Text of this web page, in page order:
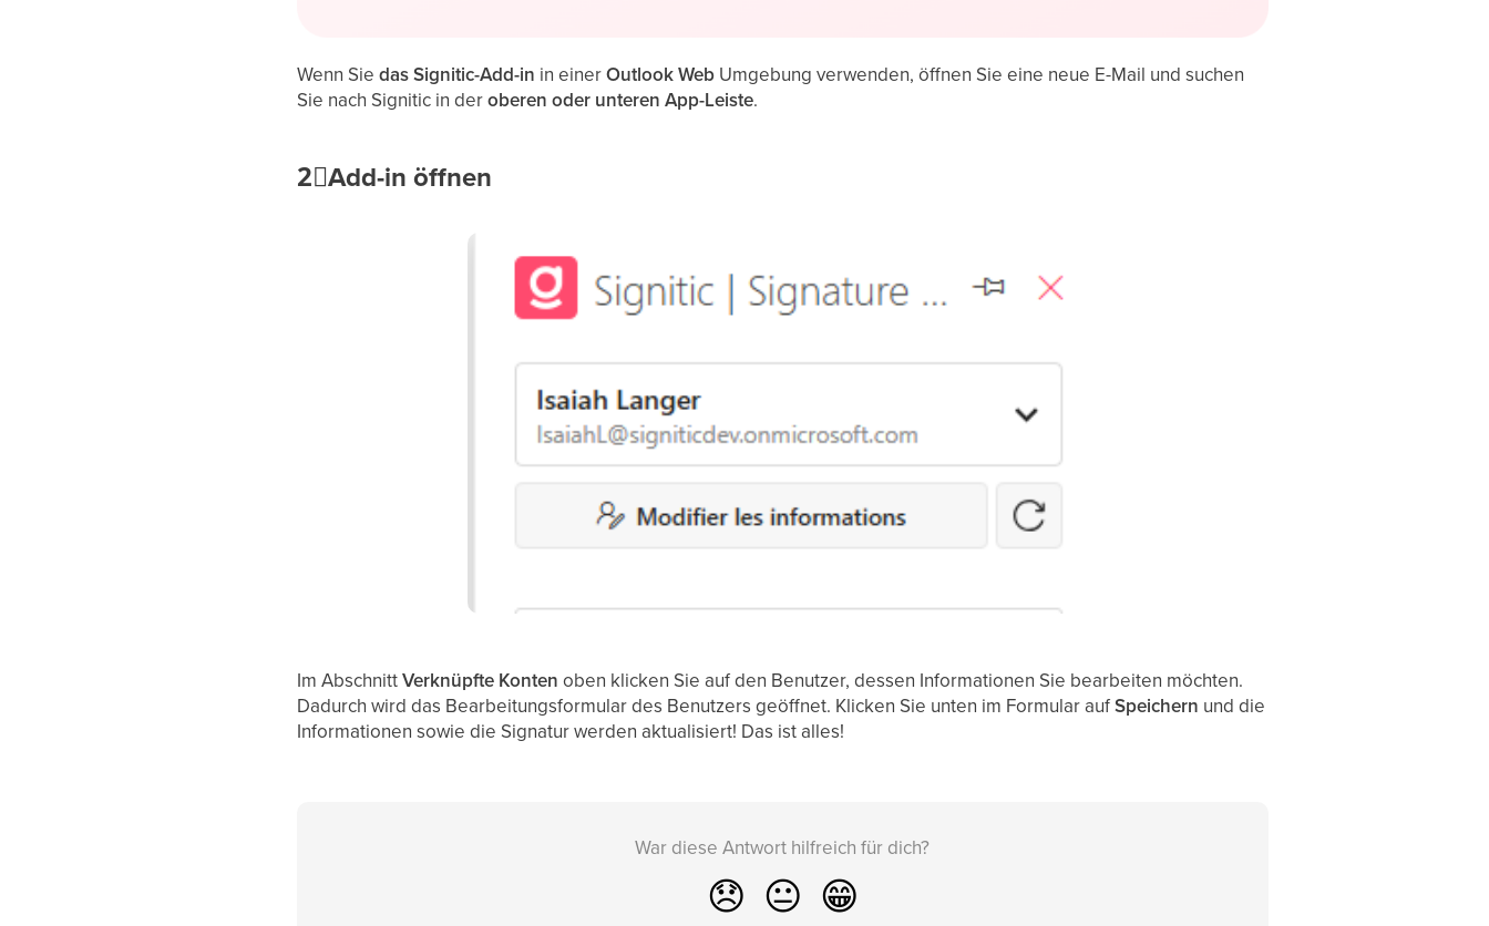
Wenn Siedas Signitic-Add-in in einerOutlook Web Umgebung verwenden, öffnen Sie eine neue E-Mail und suchen
Sie nach Signitic in deroberen oder unteren App-Leiste.
2⃣Add-in öffnen
Im AbschnittVerknüpfte Konten oben klicken Sie auf den Benutzer, dessen Informationen Sie bearbeiten möchten.
Dadurch wird das Bearbeitungsformular des Benutzers geöffnet. Klicken Sie unten im Formular aufSpeichern und die
Informationen sowie die Signatur werden aktualisiert! Das ist alles!
War diese Antwort hilfreich für dich?
😞 😐 😁